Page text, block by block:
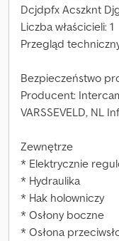
Dcjdpfx Acszknt
Liczba właścicieli: 1
Przegląd
Bezpieczeństwo
Producent:
VARSSEVELD, NL
Zewnętrze
* Elektrycznie
* Hydraulika
* Hak holowniczy
* Osłony boczne
* Osłona